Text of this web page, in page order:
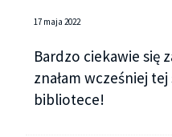
17 maja 2022
Bardzo ciekawie się
znałam wcześniej
bibliotece!